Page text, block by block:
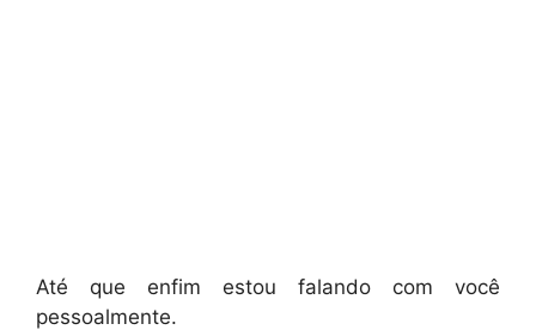
Até que enfim estou falando com você
pessoalmente.